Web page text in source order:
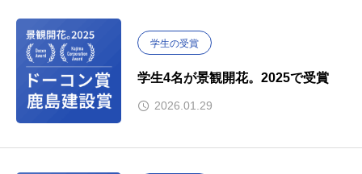
学生の受賞
学生4名が景観開花。2025で受賞
2026.01.29